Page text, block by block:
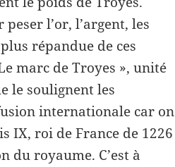
l’or, l’argent, les
répandue de ces
marc de Troyes », unité
le soulignent les
internationale car on
IX, roi de France de 1226
du royaume. C’est à